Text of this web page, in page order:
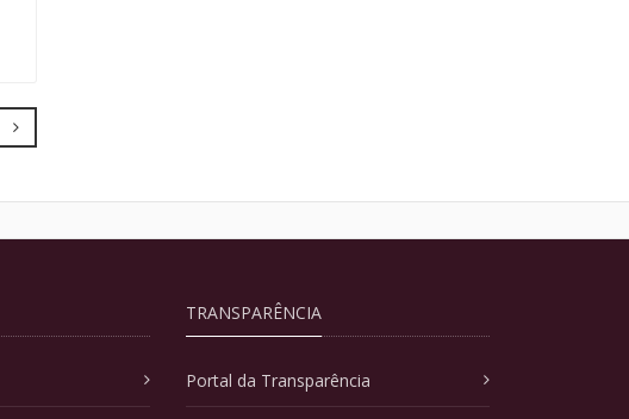
Next
TRANSPARÊNCIA
Portal da Transparência